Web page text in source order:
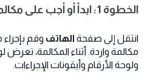
الخطوة 1: ابدأ أو أجب على مكالمة
انتقل إلى صفحة الهاتف وقم بإجراء
مكالمة واردة. أثناء المكالمة، تعرض
ولوحة الأرقام وأيقونات الإجراءات.